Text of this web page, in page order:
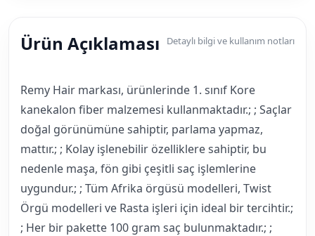
Ürün Açıklaması Detaylı bilgi ve kullanım notları
Remy Hair markası, ürünlerinde 1. sınıf Kore
kanekalon fiber malzemesi kullanmaktadır.; ; Saçlar
doğal görünümüne sahiptir, parlama yapmaz,
mattır.; ; Kolay işlenebilir özelliklere sahiptir, bu
nedenle maşa, fön gibi çeşitli saç işlemlerine
uygundur.; ; Tüm Afrika örgüsü modelleri, Twist
Örgü modelleri ve Rasta işleri için ideal bir tercihtir.;
; Her bir pakette 100 gram saç bulunmaktadır.; ;